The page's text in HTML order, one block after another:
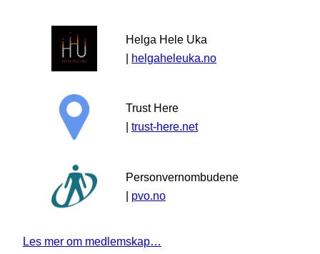
Helga Hele Uka
| helgaheleuka.no
Trust Here
| trust-here.net
Personvernombudene
| pvo.no
Les mer om medlemskap…